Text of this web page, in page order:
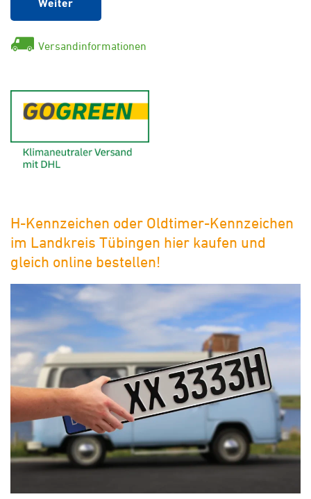
Weiter
Versandinformationen
H-Kennzeichen oder Oldtimer-Kennzeichen
im Landkreis Tübingen hier kaufen und
gleich online bestellen!